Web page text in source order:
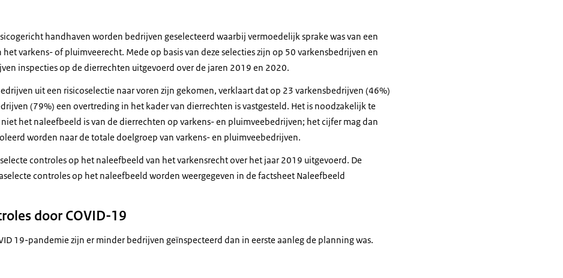
handhaven worden bedrijven geselecteerd waarbij vermoedelijk sprake was van een
varkens- of pluimveerecht. Mede op basis van deze selecties zijn op 50 varkensbedrijven en
inspecties op de dierrechten uitgevoerd over de jaren 2019 en 2020.
uit een risicoselectie naar voren zijn gekomen, verklaart dat op 23 varkensbedrijven (46%)
(79%) een overtreding in het kader van dierrechten is vastgesteld. Het is noodzakelijk te
het naleefbeeld is van de dierrechten op varkens- en pluimveebedrijven; het cijfer mag dan
worden naar de totale doelgroep van varkens- en pluimveebedrijven.
controles op het naleefbeeld van het varkensrecht over het jaar 2019 uitgevoerd. De
controles op het naleefbeeld worden weergegeven in de factsheet Naleefbeeld
door COVID-19
19-pandemie zijn er minder bedrijven geïnspecteerd dan in eerste aanleg de planning was.